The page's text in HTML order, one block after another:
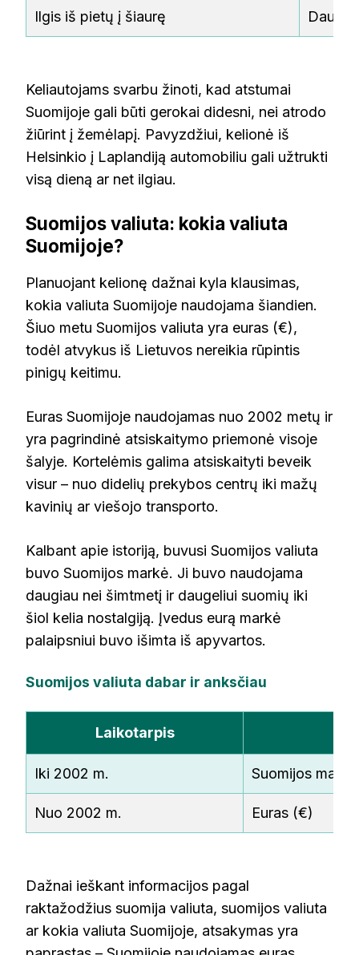
Ilgis iš pietų į šiaurę
Keliautojams svarbu žinoti, kad atstumai
Suomijoje gali būti gerokai didesni, nei atrodo
žiūrint į žemėlapį. Pavyzdžiui, kelionė iš
Helsinkio į Laplandiją automobiliu gali užtrukti
visą dieną ar net ilgiau.
Suomijos valiuta: kokia valiuta
Suomijoje?
Planuojant kelionę dažnai kyla klausimas,
kokia valiuta Suomijoje naudojama šiandien.
Šiuo metu Suomijos valiuta yra euras (€),
todėl atvykus iš Lietuvos nereikia rūpintis
pinigų keitimu.
Euras Suomijoje naudojamas nuo 2002 metų ir
yra pagrindinė atsiskaitymo priemonė visoje
šalyje. Kortelėmis galima atsiskaityti beveik
visur – nuo didelių prekybos centrų iki mažų
kavinių ar viešojo transporto.
Kalbant apie istoriją, buvusi Suomijos valiuta
buvo Suomijos markė. Ji buvo naudojama
daugiau nei šimtmetį ir daugeliui suomių iki
šiol kelia nostalgiją. Įvedus eurą markė
palaipsniui buvo išimta iš apyvartos.
Suomijos valiuta dabar ir anksčiau
Laikotarpis
Iki 2002 m. Suomijos
Nuo 2002 m. Euras (€)
Dažnai ieškant informacijos pagal
raktažodžius suomija valiuta, suomijos valiuta
ar kokia valiuta Suomijoje, atsakymas yra